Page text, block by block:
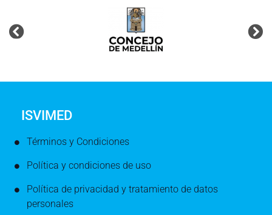
ISVIMED
Términos y Condiciones
Política y condiciones de uso
Política de privacidad y tratamiento de datos
personales